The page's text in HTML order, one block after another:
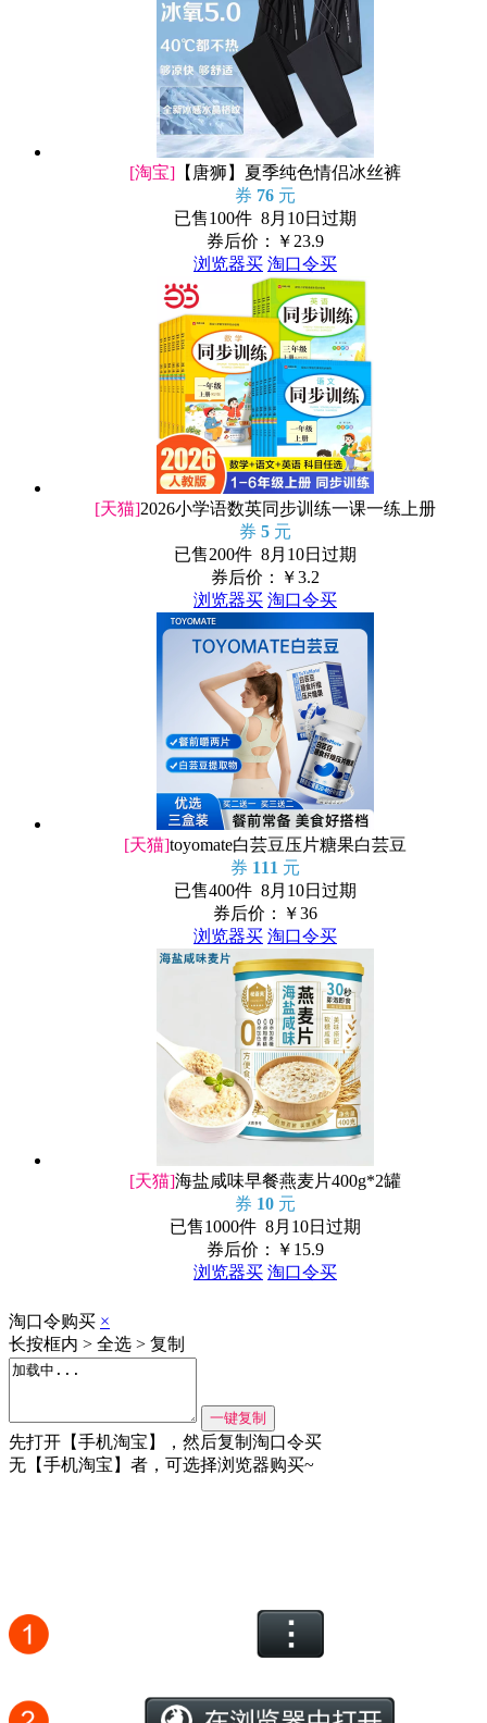
[淘宝] 【唐狮】夏季纯色情侣冰丝裤
券 76 元
已售100件 8月10日过期
券后价：￥ 23.9
浏览器买 淘口令买
[天猫]2026小学语数英同步训练一课一练上册
券 5 元
已售200件 8月10日过期
券后价：￥3.2
浏览器买 淘口令买
[天猫]toyomate白芸豆压片糖果白芸豆
券 111 元
已售400件 8月10日过期
券后价：￥36
浏览器买 淘口令买
[天猫]海盐咸味早餐燕麦片400g*2罐
券 10 元
已售1000件 8月10日过期
券后价：￥ 15.9
浏览器买 淘口令买
淘口令购买 ×
长按框内 > 全选 > 复制
先打开【手机淘宝】，然后复制淘口令买
无【手机淘宝】者，可选择浏览器购买~